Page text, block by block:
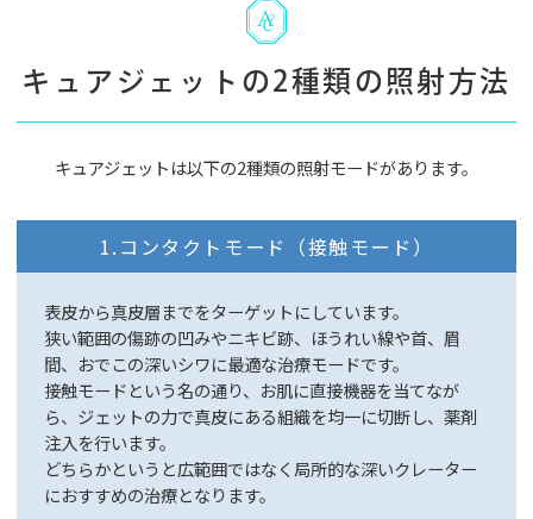
キュアジェットの2種類の照射方法
キュアジェットは以下の2種類の照射モードがあります。
1.コンタクトモード（接触モード）
表皮から真皮層までをターゲットにしています。
狭い範囲の傷跡の凹みやニキビ跡、ほうれい線や首、眉
間、おでこの深いシワに最適な治療モードです。
接触モードという名の通り、お肌に直接機器を当てなが
ら、ジェットの力で真皮にある組織を均一に切断し、薬剤
注入を行います。
どちらかというと広範囲ではなく局所的な深いクレーター
におすすめの治療となります。